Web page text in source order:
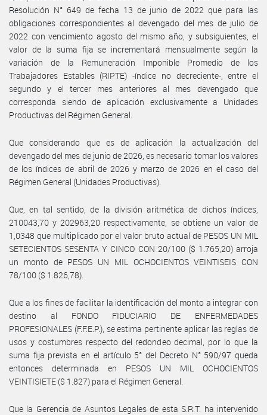
Resolución N° 649 de fecha 13 de junio de 2022 que para las
obligaciones correspondientes al devengado del mes de julio de
2022 con vencimiento agosto del mismo año, y subsiguientes, el
valor de la suma fija se incrementará mensualmente según la
variación de la Remuneración Imponible Promedio de los
Trabajadores Estables (RIPTE) -índice no decreciente-, entre el
segundo y el tercer mes anteriores al mes devengado que
corresponda siendo de aplicación exclusivamente a Unidades
Productivas del Régimen General.
Que considerando que es de aplicación la actualización del
devengado del mes de junio de 2026, es necesario tomar los valores
de los índices de abril de 2026 y marzo de 2026 en el caso del
Régimen General (Unidades Productivas).
Que, en tal sentido, de la división aritmética de dichos índices,
210043,70 y 202963,20 respectivamente, se obtiene un valor de
1,0348 que multiplicado por el valor bruto actual de PESOS UN MIL
SETECIENTOS SESENTA Y CINCO CON 20/100 ($ 1.765,20) arroja
un monto de PESOS UN MIL OCHOCIENTOS VEINTISEIS CON
78/100 ($ 1.826,78).
Que a los fines de facilitar la identificación del monto a integrar con
destino al FONDO FIDUCIARIO DE ENFERMEDADES
PROFESIONALES (F.F.E.P.), se estima pertinente aplicar las reglas de
usos y costumbres respecto del redondeo decimal, por lo que la
suma fija prevista en el artículo 5° del Decreto N° 590/97 queda
entonces determinada en PESOS UN MIL OCHOCIENTOS
VEINTISIETE ($ 1.827) para el Régimen General.
Que la Gerencia de Asuntos Legales de esta S.R.T. ha intervenido